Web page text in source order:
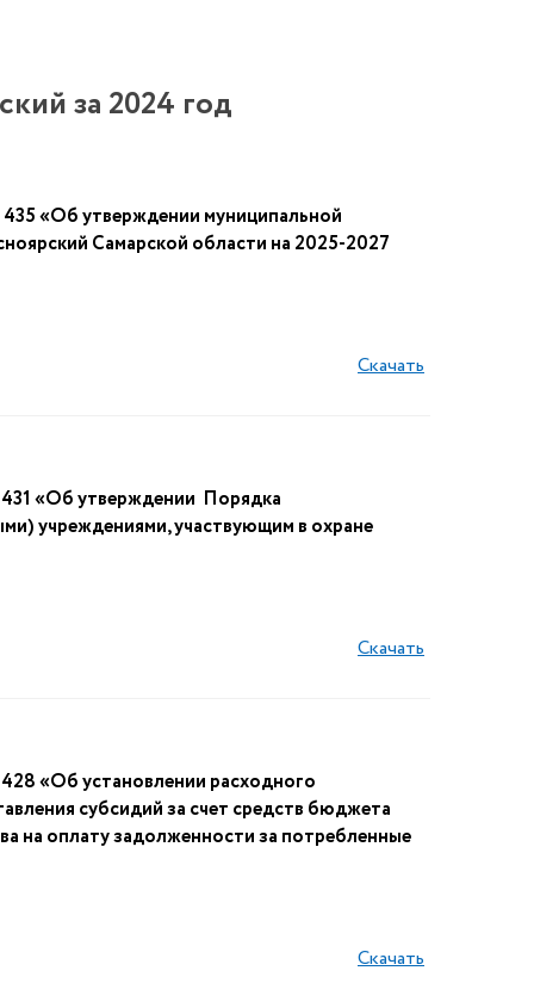
за 2024 год
«Об утверждении муниципальной
Самарской области на 2025-2027
Скачать
«Об утверждении Порядка
учреждениями, участвующим в охране
Скачать
«Об установлении расходного
субсидий за счет средств бюджета
на оплату задолженности за потребленные
Скачать